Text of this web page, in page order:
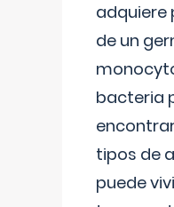
adquiere
de un
bacteria
tipos de
puede